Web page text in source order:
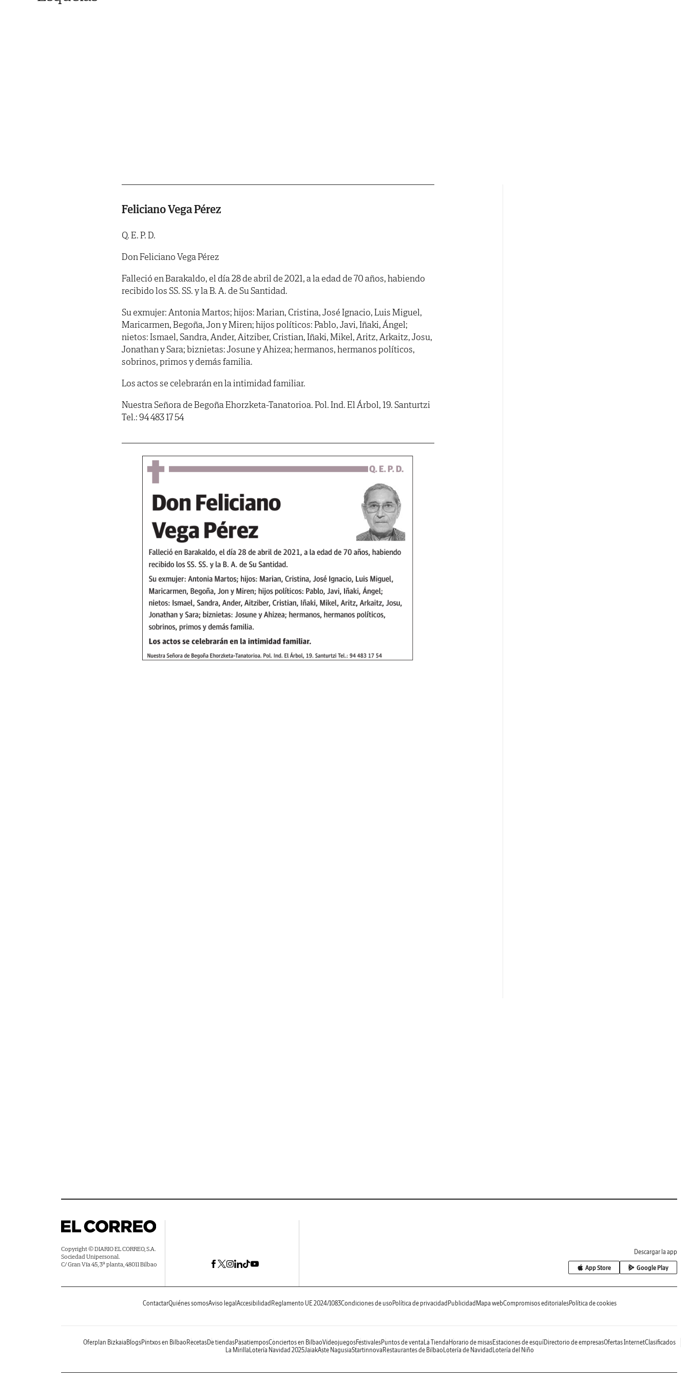
Feliciano Vega Pérez
Q. E. P. D.
Don Feliciano Vega Pérez
Falleció en Barakaldo, el día 28 de abril de 2021, a la edad de 70 años, habiendo
recibido los SS. SS. y la B. A. de Su Santidad.
Su exmujer: Antonia Martos; hijos: Marian, Cristina, José Ignacio, Luis Miguel,
Maricarmen, Begoña, Jon y Miren; hijos políticos: Pablo, Javi, Iñaki, Ángel;
nietos: Ismael, Sandra, Ander, Aitziber, Cristian, Iñaki, Mikel, Aritz, Arkaitz, Josu,
Jonathan y Sara; biznietas: Josune y Ahizea; hermanos, hermanos políticos,
sobrinos, primos y demás familia.
Los actos se celebrarán en la intimidad familiar.
Nuestra Señora de Begoña Ehorzketa-Tanatorioa. Pol. Ind. El Árbol, 19. Santurtzi
Tel.: 94 483 17 54
Copyright © DIARIO EL CORREO, S.A.
Sociedad Unipersonal.
C/ Gran Vía 45, 3ª planta, 48011 Bilbao
Descargar la app
App Store Google Play
ContactarQuiénes somosAviso legal Accesibilidad Reglamento UE 2024/1083Condiciones de uso Política de privacidad Publicidad Mapa webCompromisos editorialesPolítica de cookies
Oferplan Bizkaia BlogsPintxos en Bilbao RecetasDe tiendasPasatiemposConciertos en BilbaoVideojuegosFestivalesPuntos de venta La Tienda Horario de misasEstaciones de esquíDirectorio de empresasOfertas InternetClasificados
La Mirilla Lotería Navidad 2025JaiakAste NagusiaStartinnova Restaurantes de Bilbao Lotería de Navidad Lotería del Niño